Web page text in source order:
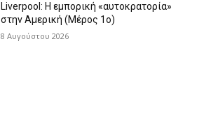
Liverpool: Η εμπορική «αυτοκρατορία»
στην Αμερική (Μέρος 1ο)
8 Αυγούστου 2026